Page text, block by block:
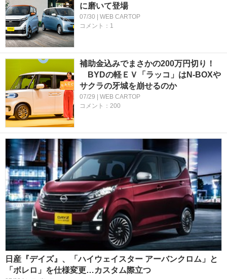
に磨いて登場
07/30 | WEB CARTOP
コメント：1
補助金込みでまさかの200万円切り！
BYDの軽ＥＶ「ラッコ」はN-BOXや
サクラの牙城を崩せるのか
07/29 | WEB CARTOP
コメント：200
日産『デイズ』、「ハイウェイスター アーバンクロム」と
「ボレロ」を仕様変更…カスタム際立つ